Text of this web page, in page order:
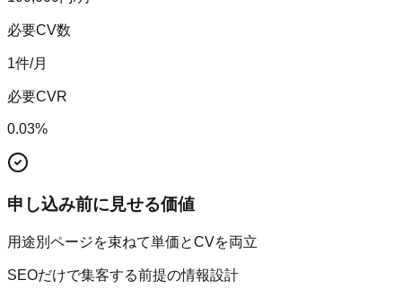
必要CV数
1件/月
必要CVR
0.03%
申し込み前に見せる価値
用途別ページを束ねて単価とCVを両立
SEOだけで集客する前提の情報設計